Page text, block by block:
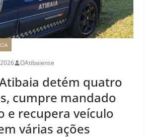
OAtibaiense
detém quatro
cumpre mandado
e recupera veículo
várias ações